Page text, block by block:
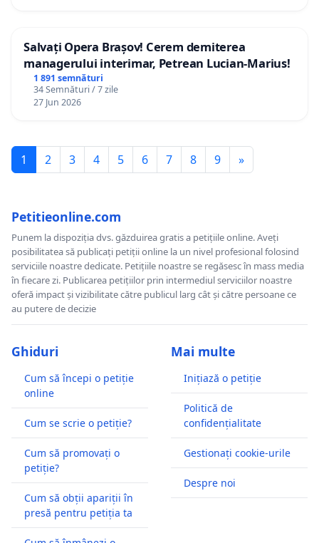
Salvați Opera Brașov! Cerem demiterea
managerului interimar, Petrean Lucian-Marius!
1 891 semnături
34 Semnături / 7 zile
27 Jun 2026
1 2 3 4 5 6 7 8 9 »
Petitieonline.com
Punem la dispoziția dvs. găzduirea gratis a petițiile online. Aveți
posibilitatea să publicați petiții online la un nivel profesional folosind
serviciile noastre dedicate. Petițiile noastre se regăsesc în mass media
în fiecare zi. Publicarea petițiilor prin intermediul serviciilor noastre
oferă impact și vizibilitate către publicul larg cât și către persoane ce
au putere de decizie
Ghiduri
Cum să începi o petiție
online
Cum se scrie o petiție?
Cum să promovați o
petiție?
Cum să obții apariții în
presă pentru petiția ta
Mai multe
Inițiază o petiție
Politică de
confidențialitate
Gestionați cookie-urile
Despre noi